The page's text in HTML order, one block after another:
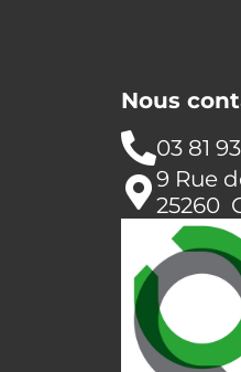
Nous
03 81
9 Rue
25260